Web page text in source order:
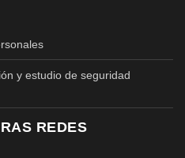
y estudio de seguridad
REDES